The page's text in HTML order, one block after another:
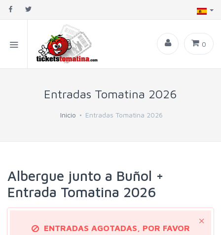
0
Entradas Tomatina 2026
Inicio Entradas Tomatina 2026
Albergue junto a Buñol +
Entrada Tomatina 2026
ENTRADAS AGOTADAS, POR FAVOR